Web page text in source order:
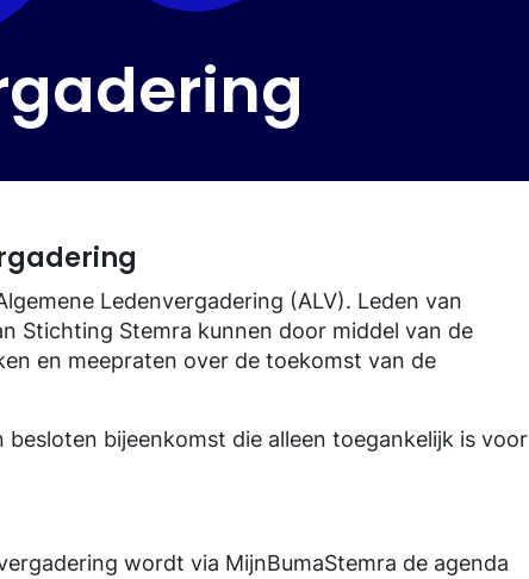
Ledenvergadering (ALV). Leden van
Stichting Stemra kunnen door middel van de
en meepraten over de toekomst van de
besloten bijeenkomst die alleen toegankelijk is voor
wordt via MijnBumaStemra de agenda